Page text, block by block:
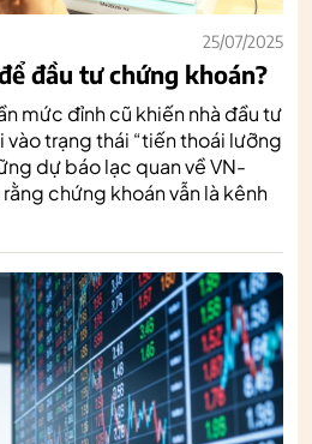
25/07/2025
đầu tư chứng khoán?
mức đỉnh cũ khiến nhà đầu tư
vào trạng thái “tiến thoái lưỡng
dự báo lạc quan về VN-
chứng khoán vẫn là kênh